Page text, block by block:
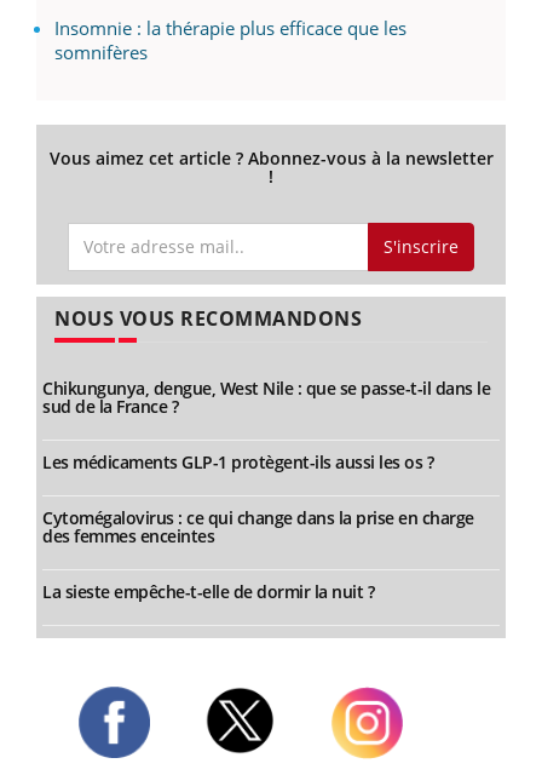
Insomnie : la thérapie plus efficace que les
somnifères
Vous aimez cet article ? Abonnez-vous à la newsletter
!
S'inscrire
NOUS VOUS RECOMMANDONS
Chikungunya, dengue, West Nile : que se passe-t-il dans le
sud de la France ?
Les médicaments GLP-1 protègent-ils aussi les os ?
Cytomégalovirus : ce qui change dans la prise en charge
des femmes enceintes
La sieste empêche-t-elle de dormir la nuit ?